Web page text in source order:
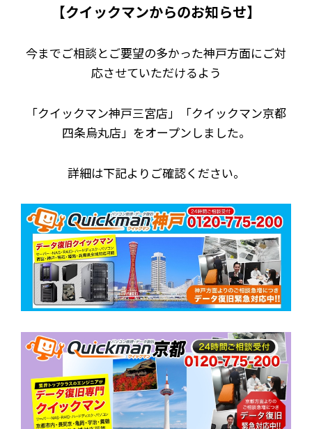
【クイックマンからのお知らせ】
今までご相談とご要望の多かった神戸方面にご対
応させていただけるよう
「クイックマン神戸三宮店」「クイックマン京都
四条烏丸店」をオープンしました。
詳細は下記よりご確認ください。